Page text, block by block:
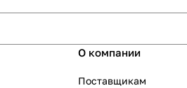
О компании
Поставщикам